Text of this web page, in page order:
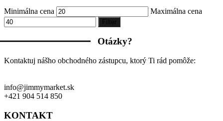
Minimálna cena Maximálna cena
Filter
Otázky?
Kontaktuj nášho obchodného zástupcu, ktorý Ti rád pomôže:
info@jimmymarket.sk
+421 904 514 850
KONTAKT